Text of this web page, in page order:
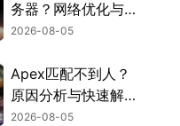
务器？网络优化与故
障排查指南！
2026-08-05
Apex匹配不到人？
原因分析与快速解决
方案！
2026-08-05